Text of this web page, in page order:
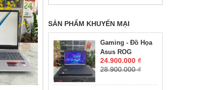
SẢN PHẨM KHUYẾN MẠI
Gaming - Đồ Họa
Asus ROG
Zephyrus M16
GU603ZW CORE
24.900.000 ₫
28.900.000 ₫